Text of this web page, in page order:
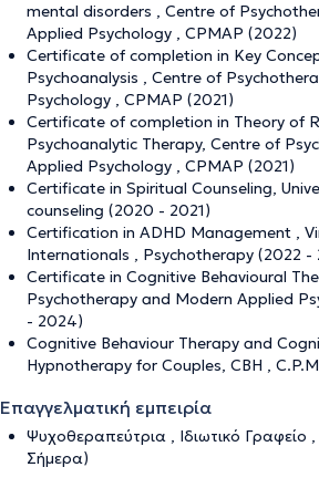
mental disorders , Centre of
Applied Psychology , CPMAP (2022)
Certificate of completion in Key
Psychoanalysis , Centre of
Psychology , CPMAP (2021)
Certificate of completion in Theory of
Psychoanalytic Therapy, Centre of
Applied Psychology , CPMAP (2021)
Certificate in Spiritual Counseling,
counseling (2020 - 2021)
Certification in ADHD Management ,
Internationals , Psychotherapy (2022 -
Certificate in Cognitive Behavioural
Psychotherapy and Modern Applied
- 2024)
Cognitive Behaviour Therapy and
Hypnotherapy for Couples, CBH ,
Επαγγελματική εμπειρία
Ψυχοθεραπεύτρια , Ιδιωτικό Γραφείο
Σήμερα)